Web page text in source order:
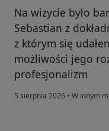
Na wizycie było
Sebastian z
z którym się
możliwości jego
profesjonalizm
5 sierpnia 2026 • W innym